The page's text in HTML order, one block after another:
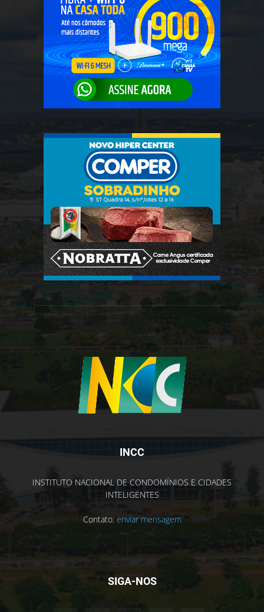
INCC
INSTITUTO NACIONAL DE CONDOMÍNIOS E CIDADES
INTELIGENTES
Contato: enviar mensagem
SIGA-NOS